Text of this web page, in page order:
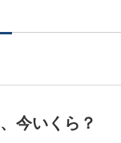
今いくら？